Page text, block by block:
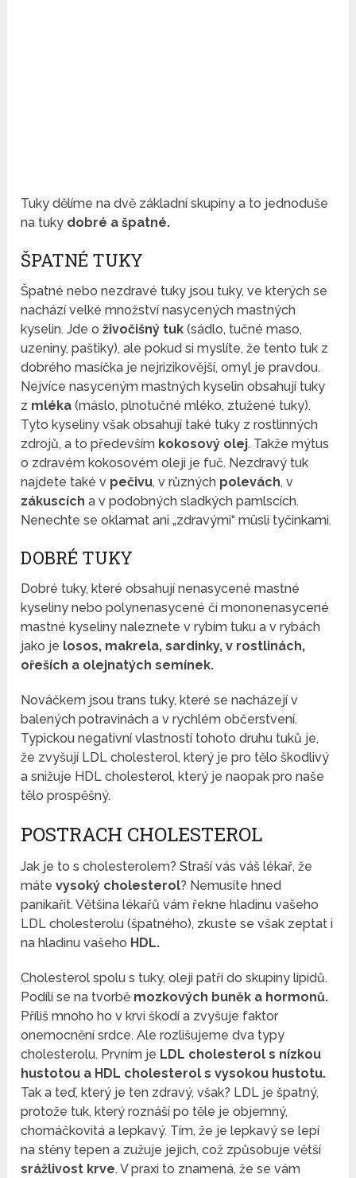
Tuky dělíme na dvě základní skupiny a to jednoduše
na tuky dobré a špatné.
ŠPATNÉ TUKY
Špatné nebo nezdravé tuky jsou tuky, ve kterých se
nachází velké množství nasycených mastných
kyselin. Jde oživočišný tuk (sádlo, tučné maso,
uzeniny, paštiky), ale pokud si myslíte, že tento tuk z
dobrého masíčka je nejrizikovější, omyl je pravdou.
Nejvíce nasyceným mastných kyselin obsahují tuky
z mléka (máslo, plnotučné mléko, ztužené tuky).
Tyto kyseliny však obsahují také tuky z rostlinných
zdrojů, a to především kokosový olej. Takže mýtus
o zdravém kokosovém oleji je fuč. Nezdravý tuk
najdete také v pečivu, v různých polevách, v
zákuscích a v podobných sladkých pamlscích.
Nenechte se oklamat ani „zdravými“ müsli tyčinkami.
DOBRÉ TUKY
Dobré tuky, které obsahují nenasycené mastné
kyseliny nebo polynenasycené či mononenasycené
mastné kyseliny naleznete v rybím tuku a v rybách
jako je losos, makrela, sardinky, v rostlinách,
ořeších a olejnatých semínek.
Nováčkem jsou trans tuky, které se nacházejí v
balených potravinách a v rychlém občerstvení.
Typickou negativní vlastností tohoto druhu tuků je,
že zvyšují LDL cholesterol, který je pro tělo škodlivý
a snižuje HDL cholesterol, který je naopak pro naše
tělo prospěšný.
POSTRACH CHOLESTEROL
Jak je to s cholesterolem? Straší vás váš lékař, že
máte vysoký cholesterol? Nemusíte hned
panikařit. Většina lékařů vám řekne hladinu vašeho
LDL cholesterolu (špatného), zkuste se však zeptat i
na hladinu vašeho HDL.
Cholesterol spolu s tuky, oleji patří do skupiny lipidů.
Podílí se na tvorbě mozkových buněk a hormonů.
Příliš mnoho ho v krvi škodí a zvyšuje faktor
onemocnění srdce. Ale rozlišujeme dva typy
cholesterolu. Prvním je LDL cholesterol s nízkou
hustotou a HDL cholesterol s vysokou hustotu.
Tak a teď, který je ten zdravý, však? LDL je špatný,
protože tuk, který roznáší po těle je objemný,
chomáčkovitá a lepkavý. Tím, že je lepkavý se lepí
na stěny tepen a zužuje jejich, což způsobuje větší
srážlivost krve. V praxi to znamená, že se vám